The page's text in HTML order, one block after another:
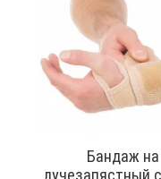
Бандаж на